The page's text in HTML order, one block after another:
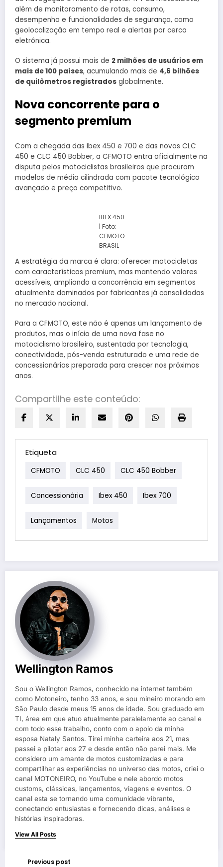
além de monitoramento de rotas, consumo,
desempenho e funcionalidades de segurança, como
geolocalização em tempo real e alertas por cerca
eletrônica.
O sistema já possui mais de 2 milhões de usuários em
mais de 100 países, acumulando mais de 4,6 bilhões
de quilômetros registrados globalmente.
Nova concorrente para o
segmento premium
Com a chegada das Ibex 450 e 700 e das novas CLC
450 e CLC 450 Bobber, a CFMOTO entra oficialmente na
disputa pelos motociclistas brasileiros que procuram
modelos de média cilindrada com pacote tecnológico
avançado e preço competitivo.
IBEX 450
| Foto:
CFMOTO
BRASIL
A estratégia da marca é clara: oferecer motocicletas
com características premium, mas mantendo valores
acessíveis, ampliando a concorrência em segmentos
atualmente dominados por fabricantes já consolidadas
no mercado nacional.
Para a CFMOTO, este não é apenas um lançamento de
produtos, mas o início de uma nova fase no
motociclismo brasileiro, sustentada por tecnologia,
conectividade, pós-venda estruturado e uma rede de
concessionárias preparada para crescer nos próximos
anos.
Compartilhe este conteúdo:
Etiqueta
CFMOTO CLC 450 CLC 450 Bobber
Concessionária Ibex 450 Ibex 700
Lançamentos Motos
Wellington Ramos
Sou o Wellington Ramos, conhecido na internet também
como Motoneiro, tenho 33 anos, e sou mineiro morando em
São Paulo desde meus 15 anos de idade. Sou graduado em
TI, área em que atuo atualmente paralelamente ao canal e
com todo esse trabalho, conto com o apoio da minha
esposa Nataly Santos. Tirei minha carteira aos 21, mas
passei a pilotar aos 27 e desde então não parei mais. Me
considero um amante de motos customizadas e para
compartilhar as experiências no universo das motos, criei o
canal MOTONEIRO, no YouTube e nele abordo motos
customs, clássicas, lançamentos, viagens e eventos. O
canal esta se tornando uma comunidade vibrante,
conectando entusiastas e fornecendo dicas, análises e
histórias inspiradoras.
View All Posts
Previous post